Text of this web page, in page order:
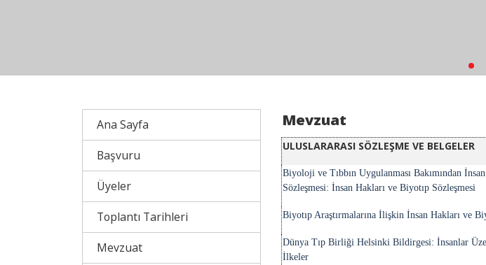
Ana Sayfa
Başvuru
Üyeler
Toplantı Tarihleri
Mevzuat
Mevzuat
ULUSLARARASI SÖZLEŞME VE BELGELER
Biyoloji ve Tıbbın Uygulanması Bakımından
Sözleşmesi: İnsan Hakları ve Biyotıp Sözleşmesi
Biyotıp Araştırmalarına İlişkin İnsan Hakları ve
Dünya Tıp Birliği Helsinki Bildirgesi: İnsanlar
İlkeler